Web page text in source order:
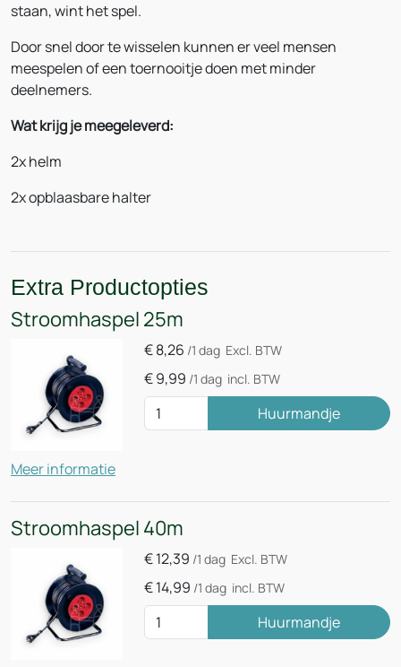
staan, wint het spel.
Door snel door te wisselen kunnen er veel mensen
meespelen of een toernooitje doen met minder
deelnemers.
Wat krijg je meegeleverd:
2x helm
2x opblaasbare halter
Extra Productopties
Stroomhaspel 25m
€8,26 /1 dag Excl. BTW
€9,99 /1 dag incl. BTW
Huurmandje
Meer informatie
Stroomhaspel 40m
€12,39 /1 dag Excl. BTW
€14,99 /1 dag incl. BTW
Huurmandje